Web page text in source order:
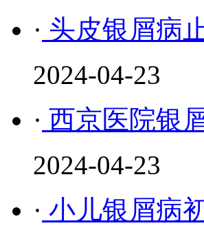
· 头皮银屑病
2024-04-23
· 西京医院银
2024-04-23
· 小儿银屑病